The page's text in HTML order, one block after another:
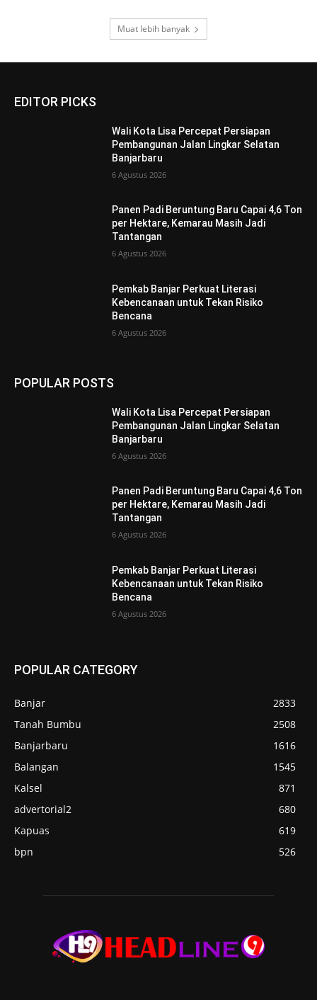
Muat lebih banyak
EDITOR PICKS
Wali Kota Lisa Percepat Persiapan
Pembangunan Jalan Lingkar Selatan
Banjarbaru
6 Agustus 2026
Panen Padi Beruntung Baru Capai 4,6 Ton
per Hektare, Kemarau Masih Jadi
Tantangan
6 Agustus 2026
Pemkab Banjar Perkuat Literasi
Kebencanaan untuk Tekan Risiko
Bencana
6 Agustus 2026
POPULAR POSTS
Wali Kota Lisa Percepat Persiapan
Pembangunan Jalan Lingkar Selatan
Banjarbaru
6 Agustus 2026
Panen Padi Beruntung Baru Capai 4,6 Ton
per Hektare, Kemarau Masih Jadi
Tantangan
6 Agustus 2026
Pemkab Banjar Perkuat Literasi
Kebencanaan untuk Tekan Risiko
Bencana
6 Agustus 2026
POPULAR CATEGORY
Banjar
2833
Tanah Bumbu
2508
Banjarbaru
1616
Balangan
1545
Kalsel
871
advertorial2
680
Kapuas
619
bpn
526